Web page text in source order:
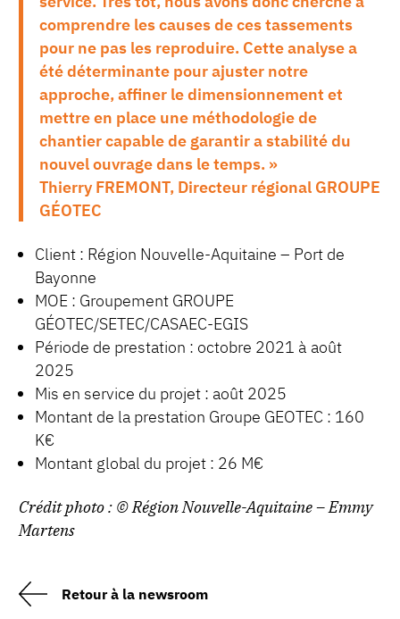
comprendre les causes de ces tassements
pour ne pas les reproduire. Cette analyse a
été déterminante pour ajuster notre
approche, affiner le dimensionnement et
mettre en place une méthodologie de
chantier capable de garantir a stabilité du
nouvel ouvrage dans le temps. »
Thierry FREMONT, Directeur régional GROUPE
GÉOTEC
Client : Région Nouvelle-Aquitaine – Port de
Bayonne
MOE : Groupement GROUPE
GÉOTEC/SETEC/CASAEC-EGIS
Période de prestation : octobre 2021 à août
2025
Mis en service du projet : août 2025
Montant de la prestation Groupe GEOTEC : 160
K€
Montant global du projet : 26 M€
Crédit photo : © Région Nouvelle-Aquitaine – Emmy
Martens
Retour à la newsroom